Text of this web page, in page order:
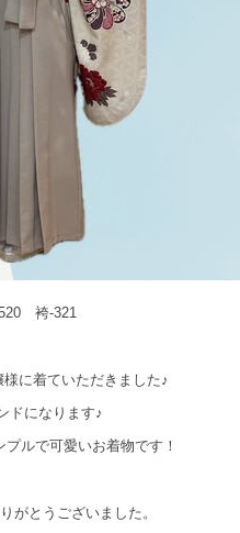
袴-321
に着ていただきました♪
ドになります♪
ルで可愛いお着物です！
がとうございました。